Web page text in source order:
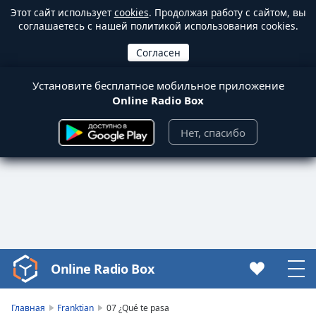
Этот сайт используетcookies. Продолжая работу с сайтом, вы
соглашаетесь с нашей политикой использования cookies.
Установите бесплатное мобильное приложение
Online Radio Box
Нет, спасибо
Video
Player
Online Radio Box
Главная Franktian 07 ¿Qué te pasa